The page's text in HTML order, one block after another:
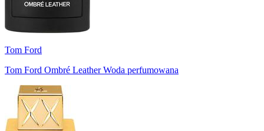
Tom Ford
Tom Ford Ombré Leather Woda perfumowana